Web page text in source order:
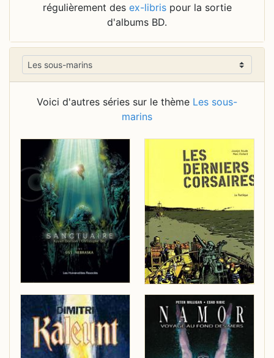
régulièrement des ex-librispour la sortie
d'albums BD.
Voici d'autres séries sur le thème Les sous-
marins